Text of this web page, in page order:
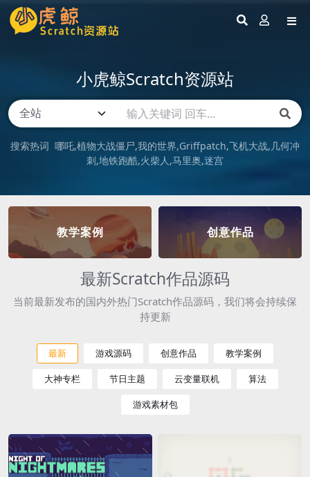
小虎鲸Scratch资源站
搜索热词 哪吒 植物大战僵尸 我的世界 Griffpatch 飞机大战 几何冲
刺 地铁跑酷 火柴人 马里奥 迷宫
教学案例 创意作品
最新Scratch作品源码
当前最新发布的国内外热门Scratch作品源码，我们将会持续保
持更新
最新 游戏源码 创意作品 教学案例
大神专栏 节日主题 云变量联机 算法
游戏素材包